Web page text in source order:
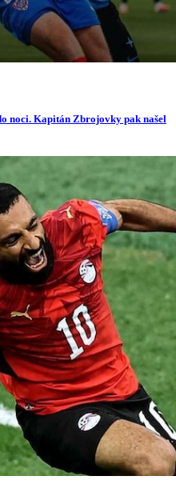
noci. Kapitán Zbrojovky pak našel